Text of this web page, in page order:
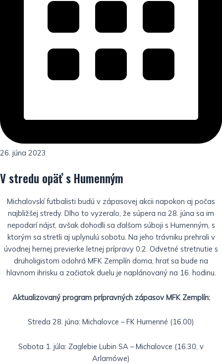
26. júna 2023
V stredu opäť s Humenným
Michalovskí futbalisti budú v zápasovej akcii napokon aj počas
najbližšej stredy. Dlho to vyzeralo, že súpera na 28. júna sa im
nepodarí nájsť, avšak dohodli sa ďalšom súboji s Humenným, s
ktorým sa stretli aj uplynulú sobotu. Na jeho trávniku prehrali v
úvodnej hernej previerke letnej prípravy 0:2. Odvetné stretnutie s
druholigistom odohrá MFK Zemplín doma, hrať sa bude na
hlavnom ihrisku a začiatok duelu je naplánovaný na 16. hodinu.
Aktualizovaný program prípravných zápasov MFK Zemplín:
Streda 28. júna: Michalovce – FK Humenné (16.00)
Sobota 1. júla: Zaglebie Lubin SA – Michalovce (16.30, v
Arlamówe)